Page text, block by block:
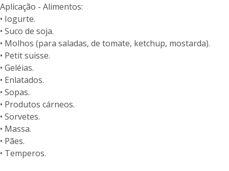
Aplicação - Alimentos:
• Iogurte.
• Suco de soja.
• Molhos (para saladas, de tomate, ketchup, mostarda).
• Petit suisse.
• Geléias.
• Enlatados.
• Sopas.
• Produtos cárneos.
• Sorvetes.
• Massa.
• Pães.
• Temperos.